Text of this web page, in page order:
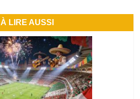
À LIRE AUSSI